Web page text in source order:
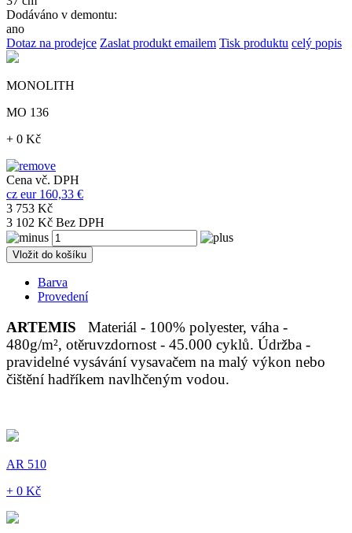
Dodáváno v demontu:
ano
Dotaz na prodejce Zaslat produkt emailem Tisk produktu celý popis
MONOLITH
MO 136
+ 0 Kč
Cena vč. DPH
cz eur 160,33 €
3 753 Kč
3 102 Kč Bez DPH
Vložit do košíku
Barva
Provedení
ARTEMIS
Materiál - 100% polyester, váha -
480g/m², otěruvzdornost - 45.000 cyklů. Údržba -
pravidelné vysávání vysavačem na malý výkon nebo
čištění hadříkem navlhčeným vodou.
AR 510
+ 0 Kč